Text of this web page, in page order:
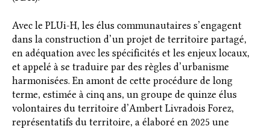
Avec le PLUi-H, les élus communautaires s’engagent
dans la construction d’un projet de territoire partagé,
en adéquation avec les spécificités et les enjeux locaux,
et appelé à se traduire par des règles d’urbanisme
harmonisées. En amont de cette procédure de long
terme, estimée à cinq ans, un groupe de quinze élus
volontaires du territoire d’Ambert Livradois Forez,
représentatifs du territoire, a élaboré en 2025 une